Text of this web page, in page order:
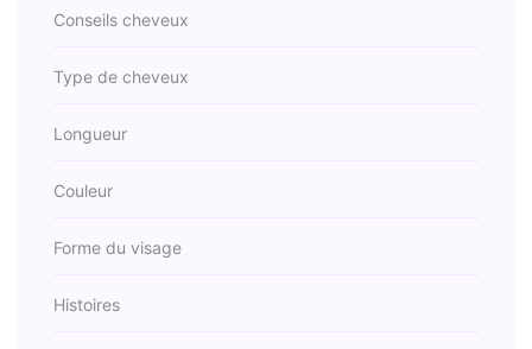
Conseils cheveux
Type de cheveux
Longueur
Couleur
Forme du visage
Histoires